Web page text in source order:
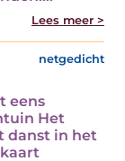
Lees meer >
netgedicht
eens
Het
danst in het